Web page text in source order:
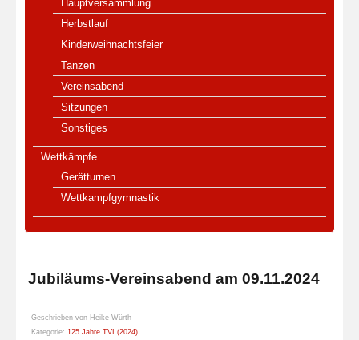
Hauptversammlung
Herbstlauf
Kinderweihnachtsfeier
Tanzen
Vereinsabend
Sitzungen
Sonstiges
Wettkämpfe
Gerätturnen
Wettkampfgymnastik
Jubiläums-Vereinsabend am 09.11.2024
Geschrieben von Heike Würth
Kategorie: 125 Jahre TVI (2024)